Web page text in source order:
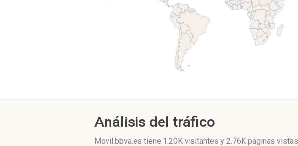
Análisis del tráfico
Movil.bbva.es tiene 1.20K visitantes y 2.76K páginas vistas